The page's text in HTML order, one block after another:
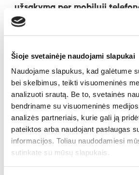
Šioje svetainėje naudojami slapukai
Naudojame slapukus, kad galėtume
bei skelbimus, teikti visuomeninės
analizuoti srautą. Be to, svetainės
bendriname su visuomeninės
analizės partneriais, kurie gali ją
pateiktos arba naudojant paslaugas
informacijos. Toliau naudodamiesi
sutinkate su mūsų slapukais.
užsakymą per mobilųjį
Ką reiškia "apkarpysiu pats"?
Kodėl verta rinktis
Kokie yra tikslūs popierinių
matmenys, rekomenduojama
nuotraukų rezoliucija bei
rekomendacijos
Ar galiu apmokėti už